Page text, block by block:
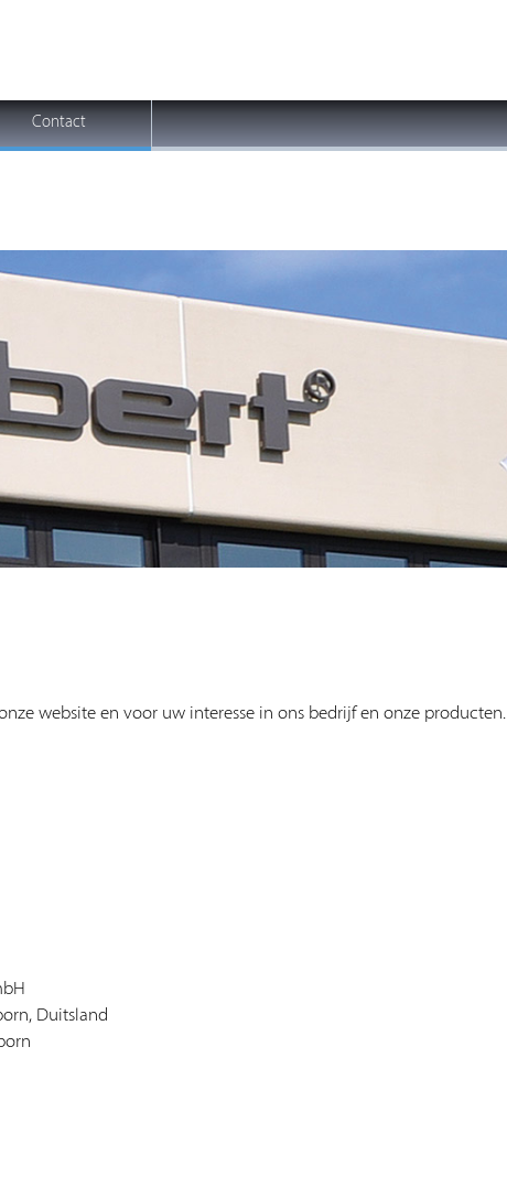
Contact
website en voor uw interesse in ons bedrijf en onze producten.
Duitsland